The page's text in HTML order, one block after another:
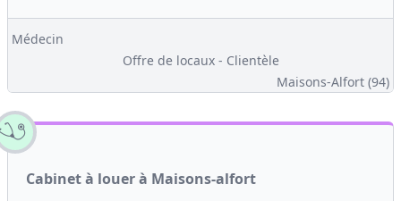
Médecin
Offre de locaux - Clientèle
Maisons-Alfort (94)
Cabinet à louer à Maisons-alfort